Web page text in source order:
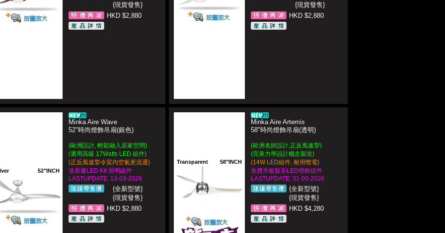
{現貨發售}
HKD $2,880
{現貨發售}
HKD $2,880
52"INCH
Minka Aire Wave
52"時尚燈飾吊扇(銀色)
(歐洲設計, 輕鬆融入居家空間)
(選用高級 17Watts LED 組件)
(正反風速掣令室內空氣更流通)
送原廠LED Kit 照明組件
LASTUPDATE: 13-03-2026
{全新型號}
{現貨發售}
HKD $2,880
Transparent 58"INCH
Minka Aire Artemis
58"時尚燈飾吊扇(透明)
(歐洲名師設計,正反風速掣)
(完美力學設計概念製造)
(14W LED組件, 耐用慳電)
免費升級版至LED燈飾組件
LASTUPDATE: 31-03-2026
{全新型號}
{現貨發售}
HKD $4,280